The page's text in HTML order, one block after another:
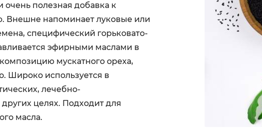
полезная добавка к
Внешне напоминает луковые или
специфический горьковато-
эфирными маслами в
мускатного ореха,
Широко используется в
лечебно-
целях. Подходит для
масла.